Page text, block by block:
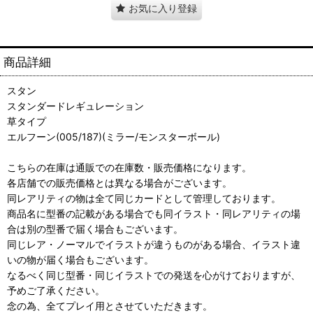
お気に入り登録
商品詳細
スタン
スタンダードレギュレーション
草タイプ
エルフーン(005/187)(ミラー/モンスターボール)
こちらの在庫は通販での在庫数・販売価格になります。
各店舗での販売価格とは異なる場合がございます。
同レアリティの物は全て同じカードとして管理しております。
商品名に型番の記載がある場合でも同イラスト・同レアリティの場
合は別の型番で届く場合もございます。
同じレア・ノーマルでイラストが違うものがある場合、イラスト違
いの物が届く場合もございます。
なるべく同じ型番・同じイラストでの発送を心がけておりますが、
予めご了承ください。
念の為、全てプレイ用とさせていただきます。